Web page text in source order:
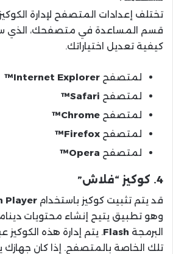
تختلف إعدادات المتصفح لإدارة
قسم المساعدة في متصفحك، الذي
كيفية تعديل اختياراتك.
لمتصفح Internet Explorer™
لمتصفح Safari™
لمتصفح Chrome™
لمتصفح Firefox™
لمتصفح Opera™
4. كوكيز “فلاش”
قد يتم تثبيت كوكيز باستخدام
وهو تطبيق يتيح إنشاء محتويات
البرمجة Flash. يتم إدارة هذه
تلك الخاصة بالمتصفح. إذا كان